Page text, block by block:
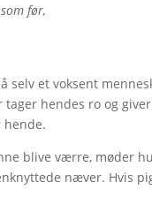
før,
selv et voksent
hendes ro og
hende.
blive værre, møder
næver. Hvis